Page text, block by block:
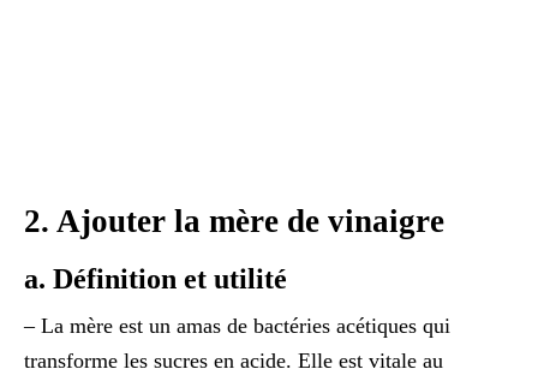
2. Ajouter la mère de vinaigre
a. Définition et utilité
– La mère est un amas de bactéries acétiques qui
transforme les sucres en acide. Elle est vitale au